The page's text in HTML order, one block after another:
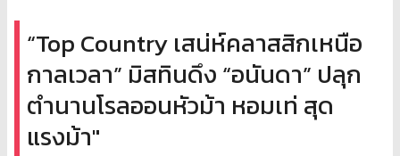
“Top Country เสน่ห์คลาสสิกเหนือ
กาลเวลา” มิสทินดึง “อนันดา” ปลุก
ตำนานโรลออนหัวม้า หอมเท่ สุด
แรงม้า"